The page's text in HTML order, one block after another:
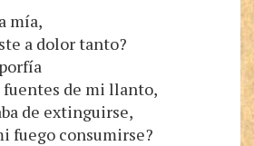
mía,
a dolor tanto?
fuentes de mi llanto,
de extinguirse,
fuego consumirse?